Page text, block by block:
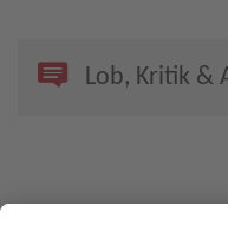
Lob, Kritik &